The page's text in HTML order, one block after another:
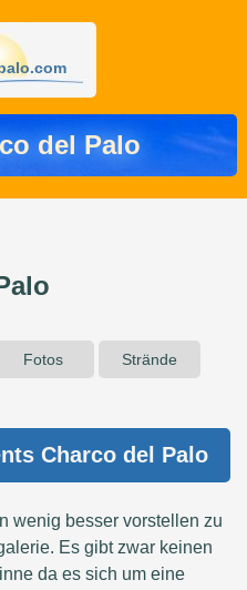
del Palo
Fotos Strände
Charco del Palo
wenig besser vorstellen zu
Es gibt zwar keinen
da es sich um eine